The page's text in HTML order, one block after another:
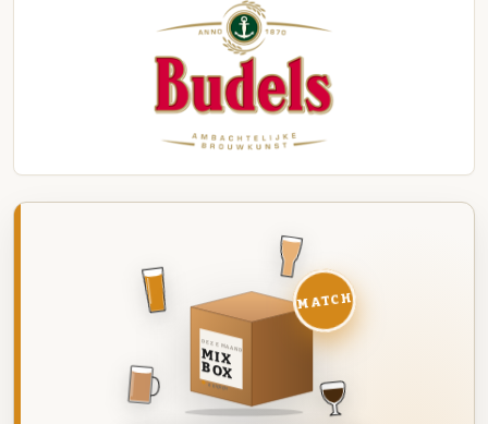
DEZE MAAND
MIX
BOX
8 BIEREN
MATCH